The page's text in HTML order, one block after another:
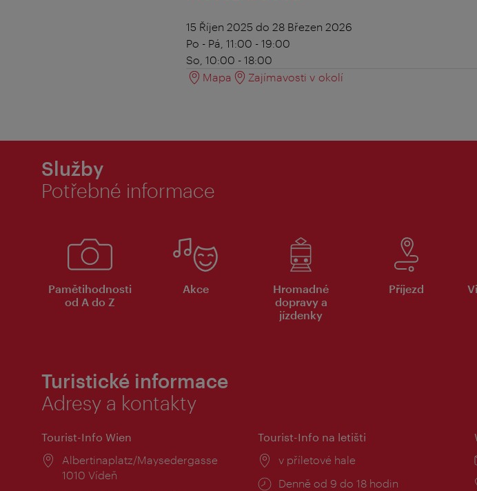
15 Říjen 2025 do 28 Březen 2026
Po - Pá, 11:00 - 19:00
So, 10:00 - 18:00
Mapa
Zajímavosti v okolí
Služby
Potřebné informace
Pamětihodnosti
od A do Z
Akce
Hromadné
dopravy a
jízdenky
Příjezd
Turistické informace
Adresy a kontakty
Tourist-Info Wien
Místo:
Albertinaplatz/Maysedergasse
1010 Vídeň
Tourist-Info na letišti
Místo:
v příletové hale
Provozní
Denně od 9 do 18 hodin